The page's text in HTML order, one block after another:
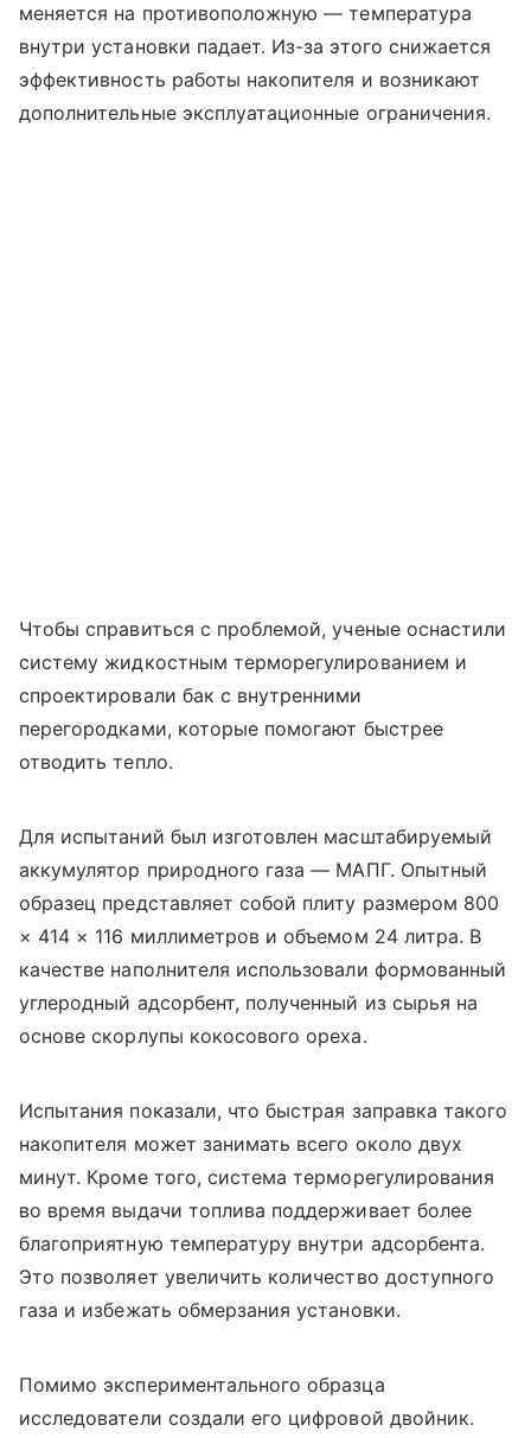
меняется на противоположную — температура
внутри установки падает. Из-за этого снижается
эффективность работы накопителя и возникают
дополнительные эксплуатационные ограничения.
Чтобы справиться с проблемой, ученые оснастили
систему жидкостным терморегулированием и
спроектировали бак с внутренними
перегородками, которые помогают быстрее
отводить тепло.
Для испытаний был изготовлен масштабируемый
аккумулятор природного газа — МАПГ. Опытный
образец представляет собой плиту размером 800
× 414 × 116 миллиметров и объемом 24 литра. В
качестве наполнителя использовали формованный
углеродный адсорбент, полученный из сырья на
основе скорлупы кокосового ореха.
Испытания показали, что быстрая заправка такого
накопителя может занимать всего около двух
минут. Кроме того, система терморегулирования
во время выдачи топлива поддерживает более
благоприятную температуру внутри адсорбента.
Это позволяет увеличить количество доступного
газа и избежать обмерзания установки.
Помимо экспериментального образца
исследователи создали его цифровой двойник.